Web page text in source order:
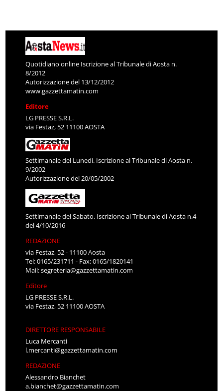
Quotidiano online Iscrizione al Tribunale di Aosta n.
8/2012
Autorizzazione del 13/12/2012
www.gazzettamatin.com
Editore
LG PRESSE S.R.L.
via Festaz, 52 11100 AOSTA
Settimanale del Lunedì. Iscrizione al Tribunale di Aosta n.
9/2002
Autorizzazione del 20/05/2002
Settimanale del Sabato. Iscrizione al Tribunale di Aosta n.4
del 4/10/2016
REDAZIONE
via Festaz, 52 - 11100 Aosta
Tel: 0165/231711 - Fax: 0165/1820141
Mail:segreteria@gazzettamatin.com
Editore
LG PRESSE S.R.L.
via Festaz, 52 11100 AOSTA
DIRETTORE RESPONSABILE
Luca Mercanti
l.mercanti@gazzettamatin.com
REDAZIONE
Alessandro Bianchet
a.bianchet@gazzettamatin.com